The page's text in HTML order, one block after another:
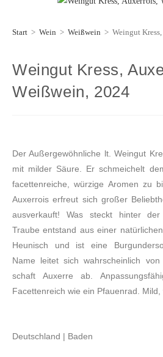
Start > Wein > Weißwein > Weingut
Weingut Kress,
Weißwein, 2024
Der Außergewöhnliche lt. Weingut
mit milder Säure. Er schmeichelt
facetten­reiche, würzige Aromen zu
Auxerrois erfreut sich großer
ausverkauft! Was steckt hinter
Traube entstand aus einer
Heunisch und ist eine
Name leitet sich wahr­scheinlich
schaft Auxerre ab.
Facettenreich wie ein Pfauenrad.
Deutschland | Baden